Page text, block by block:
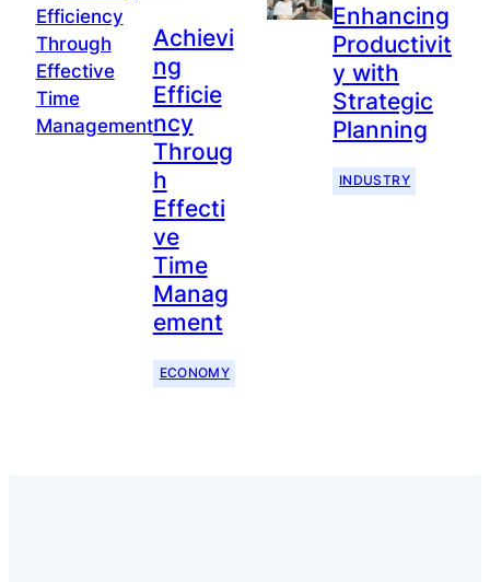
Achievi
ng
Efficie
ncy
Throug
h
Effecti
ve
Time
Manag
ement
ECONOMY
Enhancing
Productivit
y with
Strategic
Planning
INDUSTRY